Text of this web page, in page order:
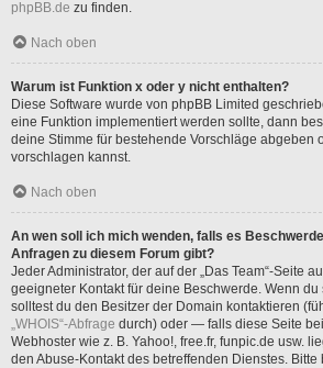
phpBB.de zu finden.
Nach oben
Warum ist Funktion x oder y nicht enthalten?
Diese Software wurde von phpBB Limited
eine Funktion implementiert werden sollte, dann
deine Stimme für bestehende Vorschläge abgeben
vorschlagen kannst.
Nach oben
An wen soll ich mich wenden, falls es
Anfragen zu diesem Forum gibt?
Jeder Administrator, der auf der „Das Team“-Seite
geeigneter Kontakt für deine Beschwerde. Wenn du
solltest du den Besitzer der Domain kontaktieren
„WHOIS“-Abfrage durch) oder — falls diese Seite
Webhoster wie z. B. Yahoo!, free.fr, funpic.de usw.
den Abuse-Kontakt des betreffenden Dienstes.